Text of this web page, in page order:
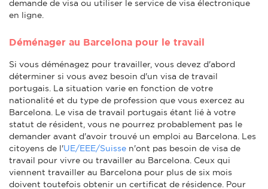
demande de visa ou utiliser le service de visa électronique
en ligne.
Déménager au Barcelona pour le travail
Si vous déménagez pour travailler, vous devez d'abord
déterminer si vous avez besoin d'un visa de travail
portugais. La situation varie en fonction de votre
nationalité et du type de profession que vous exercez au
Barcelona. Le visa de travail portugais étant lié à votre
statut de résident, vous ne pourrez probablement pas le
demander avant d'avoir trouvé un emploi au Barcelona. Les
citoyens de l'UE/EEE/Suisse n'ont pas besoin de visa de
travail pour vivre ou travailler au Barcelona. Ceux qui
viennent travailler au Barcelona pour plus de six mois
doivent toutefois obtenir un certificat de résidence. Pour